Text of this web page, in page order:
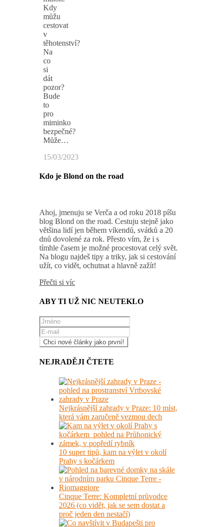
Kdy
můžu
cestovat
v
těhotenství?
Na
co
si
dát
pozor?
Bude
to
pro
miminko
bezpečné?
Může…
15/03/2023
Kdo je Blond on the road
Ahoj, jmenuju se Verča a od roku 2018 píšu
blog Blond on the road. Cestuju stejně jako
většina lidí jen během víkendů, svátků a 20
dnů dovolené za rok. Přesto vím, že i s
tímhle časem je možné procestovat celý svět.
Na blogu najdeš tipy a triky, jak si cestování
užít, co vidět, ochutnat a hlavně zažít!
Přečti si víc
ABY TI UŽ NIC NEUTEKLO
NEJRADĚJI ČTETE
Nejkrásnější zahrady v Praze: 10 míst,
která vám zaručeně vezmou dech
10 super tipů, kam na výlet v okolí
Prahy s kočárkem
Cinque Terre: Kompletní průvodce
2026 (co vidět, jak se sem dostat a
proč jeden den nestačí)